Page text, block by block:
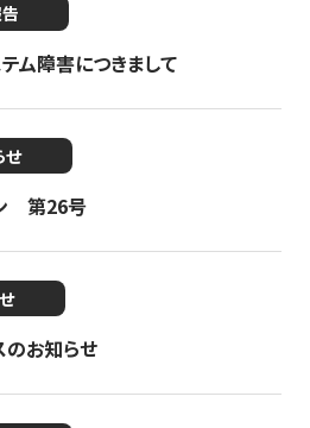
ム障害につきまして
せ
第26号
のお知らせ